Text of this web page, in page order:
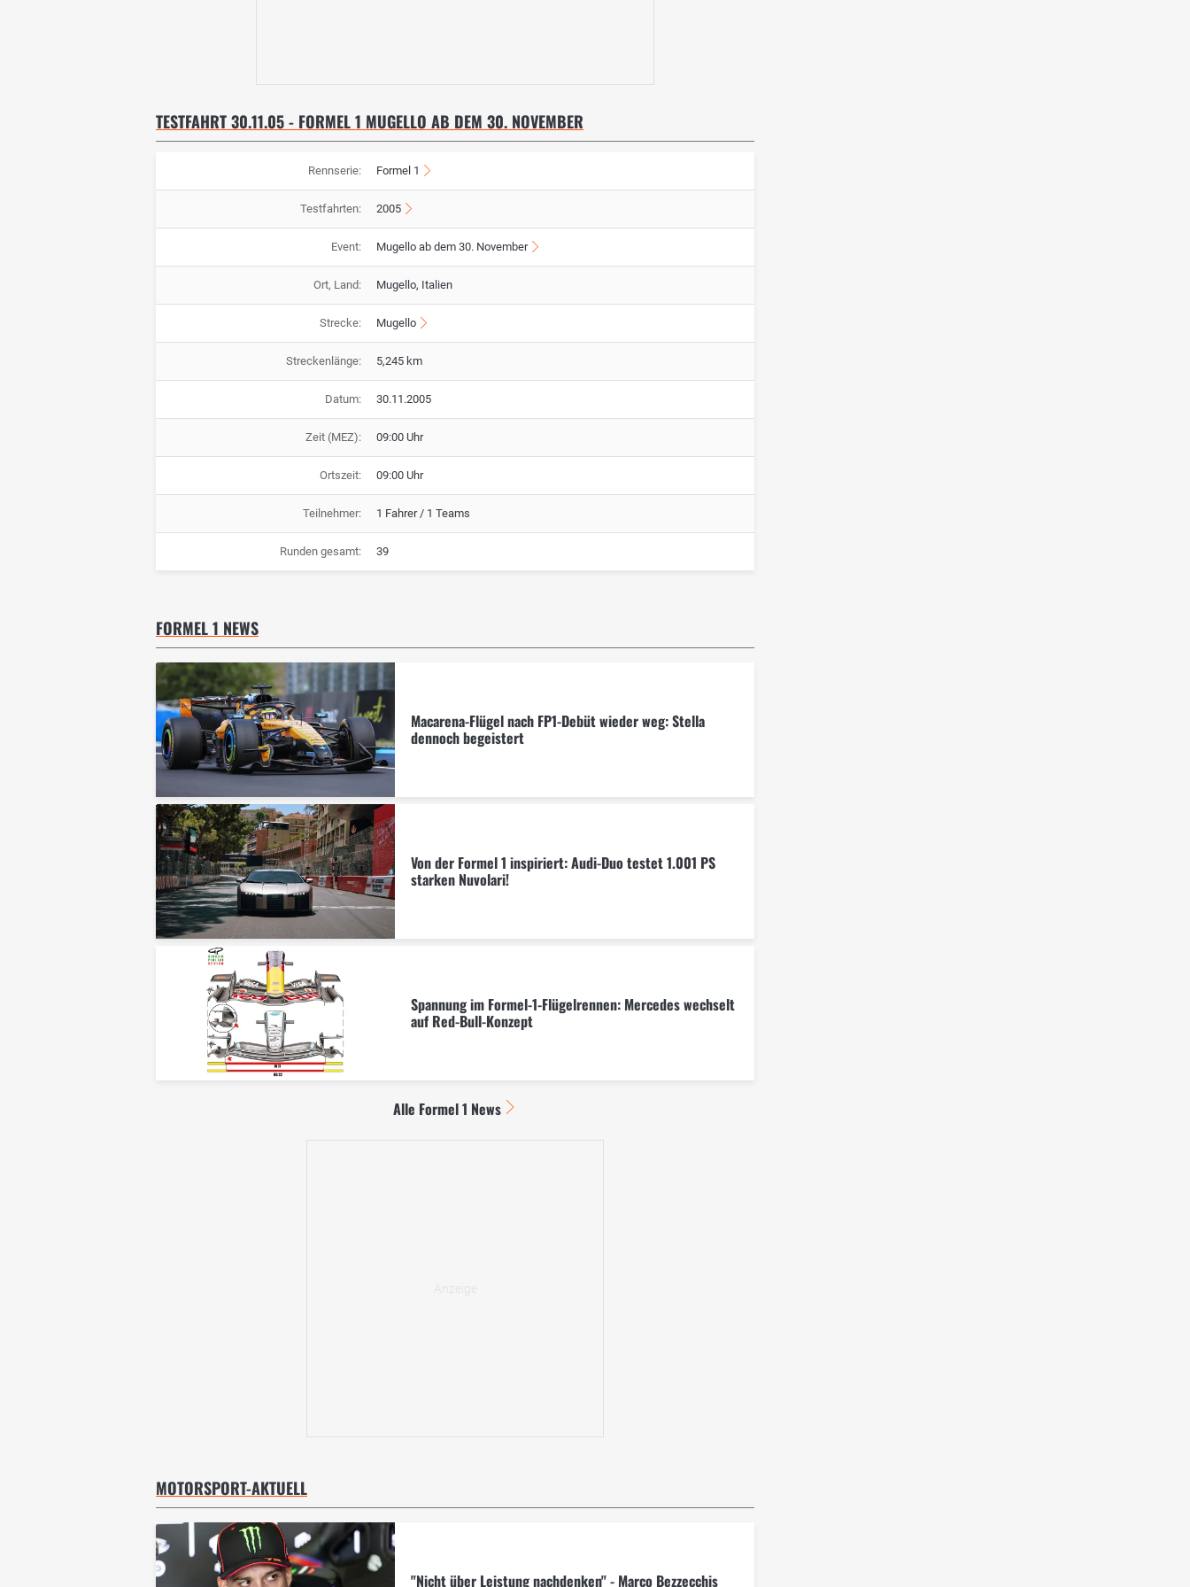
TESTFAHRT 30.11.05 - FORMEL 1 MUGELLO AB DEM 30. NOVEMBER
Rennserie: Formel 1
Testfahrten: 2005
Event: Mugello ab dem 30. November
Ort, Land: Mugello, Italien
Strecke: Mugello
Streckenlänge: 5,245 km
Datum: 30.11.2005
Zeit (MEZ): 09:00 Uhr
Ortszeit: 09:00 Uhr
Teilnehmer: 1 Fahrer / 1 Teams
Runden gesamt: 39
FORMEL 1 NEWS
Macarena-Flügel nach FP1-Debüt wieder weg: Stella
dennoch begeistert
Von der Formel 1 inspiriert: Audi-Duo testet 1.001 PS
starken Nuvolari!
Spannung im Formel-1-Flügelrennen: Mercedes wechselt
auf Red-Bull-Konzept
Alle Formel 1 News
MOTORSPORT-AKTUELL
"Nicht über Leistung nachdenken" - Marco Bezzecchis